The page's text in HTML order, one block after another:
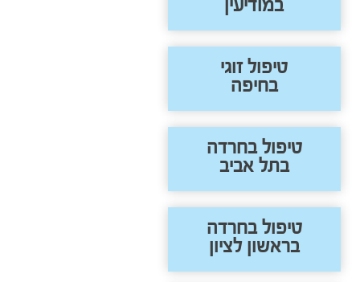
במודיעין
טיפול זוגי
בחיפה
טיפול בחרדה
בתל אביב
טיפול בחרדה
בראשון לציון